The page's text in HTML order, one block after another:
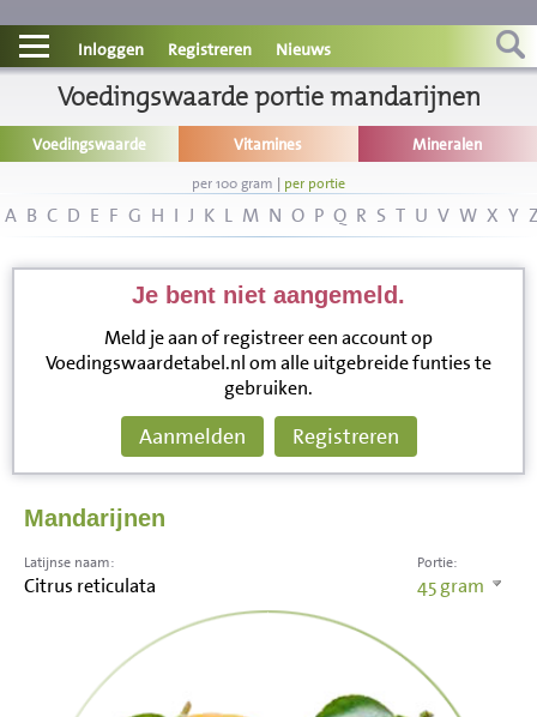
Contact
Informatie
Disclaimer
Inloggen Registreren Nieuws
Voedingswaarde portie mandarijnen
Voedingswaarde Vitamines Mineralen
per 100 gram | per portie
A B C D E F G H I J K L M N O P Q R S T U V W X Y
Je bent niet aangemeld.
Meld je aan of registreer een account op
Voedingswaardetabel.nl om alle uitgebreide funties te
gebruiken.
Aanmelden Registreren
Mandarijnen
Portie:
45gram
Latijnse naam:
Citrus reticulata